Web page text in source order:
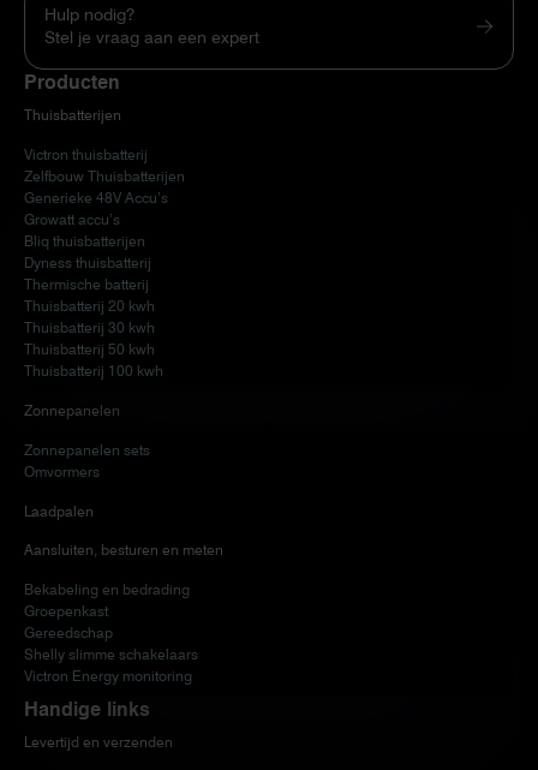
Hulp nodig?
Stel je vraag aan een expert
Producten
Thuisbatterijen
Victron thuisbatterij
Zelfbouw Thuisbatterijen
Generieke 48V Accu’s
Growatt accu’s
Bliq thuisbatterijen
Dyness thuisbatterij
Thermische batterij
Thuisbatterij 20 kwh
Thuisbatterij 30 kwh
Thuisbatterij 50 kwh
Thuisbatterij 100 kwh
Zonnepanelen
Zonnepanelen sets
Omvormers
Laadpalen
Aansluiten, besturen en meten
Bekabeling en bedrading
Groepenkast
Gereedschap
Shelly slimme schakelaars
Victron Energy monitoring
Handige links
Levertijd en verzenden